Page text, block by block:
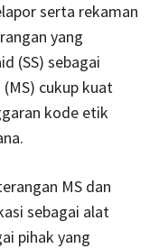
serta rekaman
yang
(SS) sebagai
cukup kuat
kode etik
MS dan
sebagai alat
pihak yang